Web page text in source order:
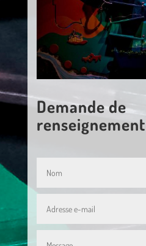
Demande de
renseignement